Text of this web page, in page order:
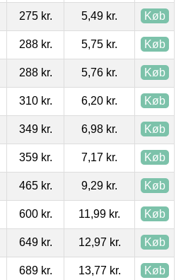
275 kr. 5,49 kr. Køb
288 kr. 5,75 kr. Køb
288 kr. 5,76 kr. Køb
310 kr. 6,20 kr. Køb
349 kr. 6,98 kr. Køb
359 kr. 7,17 kr. Køb
465 kr. 9,29 kr. Køb
600 kr. 11,99 kr. Køb
649 kr. 12,97 kr. Køb
689 kr. 13,77 kr. Køb